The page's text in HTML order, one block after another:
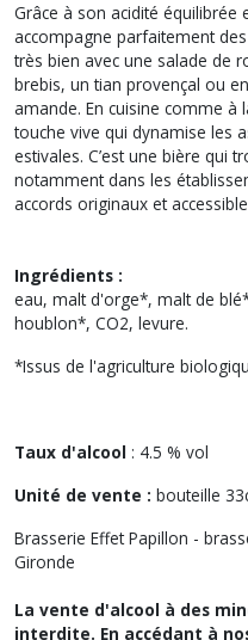
Grâce à son acidité équilibrée
accompagne parfaitement
très bien avec une salade de
brebis, un tian provençal ou
amande. En cuisine comme à
touche vive qui dynamise les
estivales. C’est une bière qui
notamment dans les
accords originaux et
Ingrédients :
eau, malt d'orge*, malt de
houblon*, CO2, levure.
*Issus de l'agriculture
Taux d'alcool : 4.5 % vol
Unité de vente : bouteille
Brasserie Effet Papillon -
Gironde
La vente d'alcool à des
interdite. En accédant à